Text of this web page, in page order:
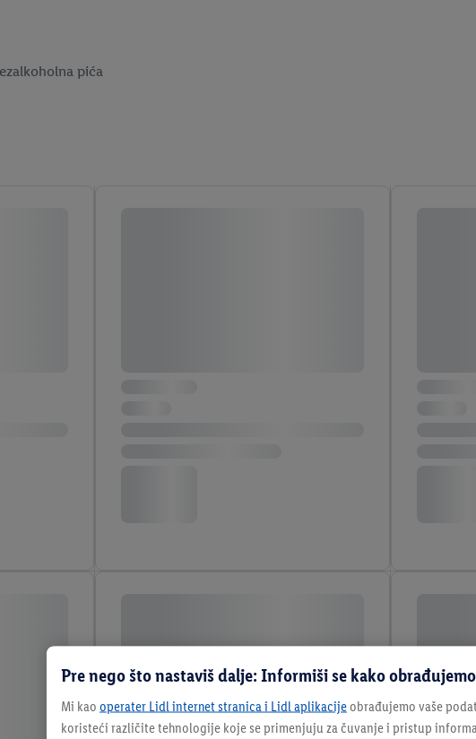
pića
Pre nego što nastaviš dalje: Informiši se kako
Mi kao operater Lidl internet stranica i Lidl aplikacijeobrađujemo vaše
koristeći različite tehnologije koje se primenjuju za čuvanje i pristup